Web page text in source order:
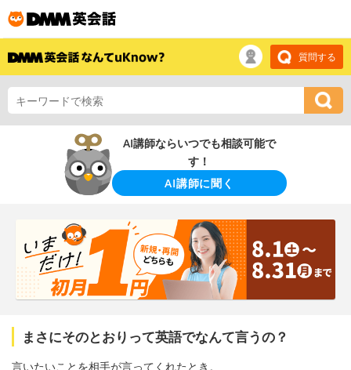
質問する
AI講師ならいつでも相談可能で
す！
AI講師に聞く
まさにそのとおりって英語でなんて言うの？
言いたいことを相手が言ってくれたとき。